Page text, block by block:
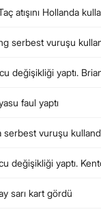
atışını Hollanda
serbest vuruşu
değişikliği yaptı.
faul yaptı
serbest vuruşu
değişikliği yaptı.
sarı kart gördü